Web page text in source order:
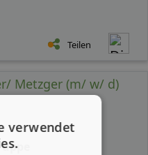
Teilen
Metzger (m/ w/ d)
verwendet